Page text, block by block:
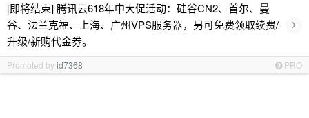
[即将结束] 腾讯云618年中大促活动：硅谷CN2、首尔、曼
谷、法兰克福、上海、广州VPS服务器，另可免费领取续费/
升级/新购代金券。
›
Promoted byid7368 PRO